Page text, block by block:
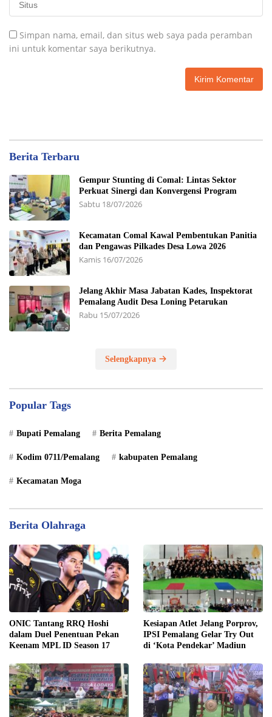
Simpan nama, email, dan situs web saya pada peramban
ini untuk komentar saya berikutnya.
Berita Terbaru
Gempur Stunting di Comal: Lintas Sektor
Perkuat Sinergi dan Konvergensi Program
Sabtu 18/07/2026
Kecamatan Comal Kawal Pembentukan Panitia
dan Pengawas Pilkades Desa Lowa 2026
Kamis 16/07/2026
Jelang Akhir Masa Jabatan Kades, Inspektorat
Pemalang Audit Desa Loning Petarukan
Rabu 15/07/2026
Selengkapnya
Popular Tags
Bupati Pemalang Berita Pemalang
Kodim 0711/Pemalang kabupaten Pemalang
Kecamatan Moga
Berita Olahraga
ONIC Tantang RRQ Hoshi
dalam Duel Penentuan Pekan
Keenam MPL ID Season 17
Kesiapan Atlet Jelang Porprov,
IPSI Pemalang Gelar Try Out
di ‘Kota Pendekar’ Madiun